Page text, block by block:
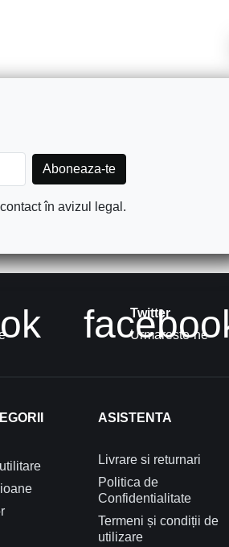
în avizul legal.
Twitter
Urmareste-ne
ASISTENTA
Livrare si returnari
Politica de
Confidentialitate
Termeni și condiții de
utilizare